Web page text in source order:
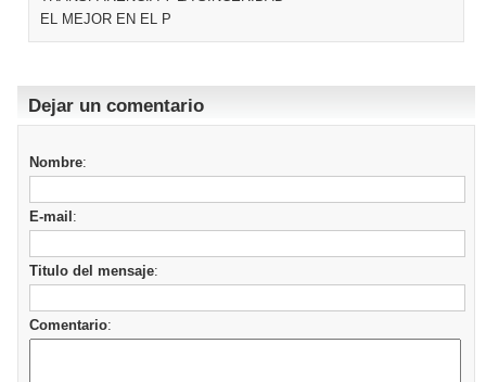
EL MEJOR EN EL P
Dejar un comentario
Nombre:
E-mail :
Titulo del mensaje:
Comentario: